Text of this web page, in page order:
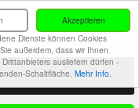
Akzeptieren
Dienste können Cookies
außerdem, dass wir Ihnen
ausliefern dürfen -
Schaltfläche. Mehr Info.